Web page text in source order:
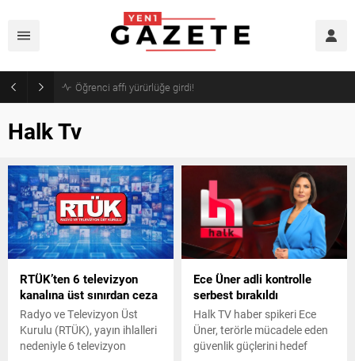
Öğrenci affı yürürlüğe girdi!
Halk Tv
RTÜK’ten 6 televizyon
kanalına üst sınırdan ceza
Radyo ve Televizyon Üst
Kurulu (RTÜK), yayın ihlalleri
nedeniyle 6 televizyon
Ece Üner adli kontrolle
serbest bırakıldı
Halk TV haber spikeri Ece
Üner, terörle mücadele eden
güvenlik güçlerini hedef